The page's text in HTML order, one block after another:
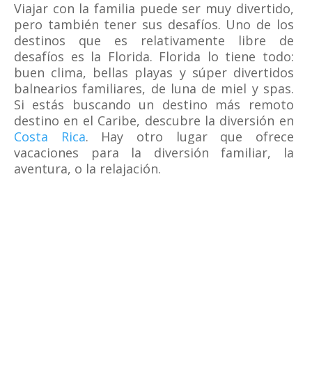
Viajar con la familia puede ser muy divertido,
pero también tener sus desafíos. Uno de los
destinos que es relativamente libre de
desafíos es la Florida. Florida lo tiene todo:
buen clima, bellas playas y súper divertidos
balnearios familiares, de luna de miel y spas.
Si estás buscando un destino más remoto
destino en el Caribe, descubre la diversión en
Costa Rica. Hay otro lugar que ofrece
vacaciones para la diversión familiar, la
aventura, o la relajación.